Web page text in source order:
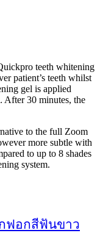
teeth whitening
patient’s teeth whilst
gel is applied
After 30 minutes, the
to the full Zoom
more subtle with
to up to 8 shades
system.
ฟอกสีฟันขาว